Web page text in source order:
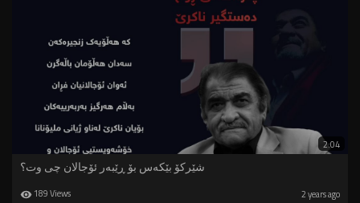
2:04
شێرکۆ بێکەس بۆ ڕێبەر ئۆجالان چی وت؟
189 Views 2 years ago